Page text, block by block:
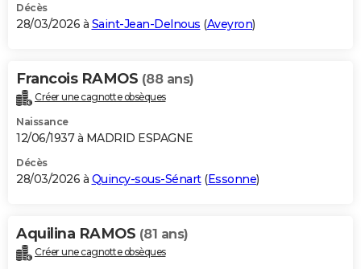
Décès
28/03/2026 à Saint-Jean-Delnous (Aveyron)
Francois RAMOS (88 ans)
Créer une cagnotte obsèques
Naissance
12/06/1937 à MADRID ESPAGNE
Décès
28/03/2026 à Quincy-sous-Sénart(Essonne)
Aquilina RAMOS (81 ans)
Créer une cagnotte obsèques